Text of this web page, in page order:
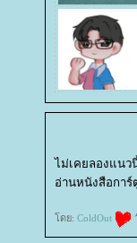
ไม่เคยลองแนว
อ่านหนังสือการ์
ดย: ColdOut